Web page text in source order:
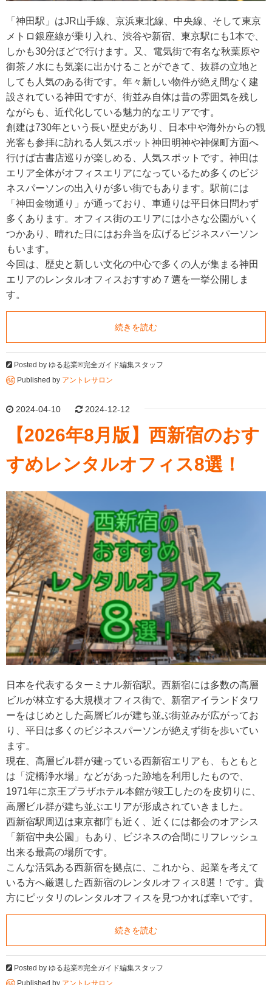
「神田駅」はJR山手線、京浜東北線、中央線、そして東京
メトロ銀座線が乗り入れ、渋谷や新宿、東京駅にも1本で、
しかも30分ほどで行けます。又、電気街で有名な秋葉原や
御茶ノ水にも気楽に出かけることができて、抜群の立地と
しても人気のある街です。年々新しい物件が絶え間なく建
設されている神田ですが、街並み自体は昔の雰囲気を残し
ながらも、近代化している魅力的なエリアです。
創建は730年という長い歴史があり、日本中や海外からの観
光客も参拝に訪れる人気スポット神田明神や神保町方面へ
行けば古書店巡りが楽しめる、人気スポットです。神田は
エリア全体がオフィスエリアになっているため多くのビジ
ネスパーソンの出入りが多い街でもあります。駅前には
「神田金物通り」が通っており、車通りは平日休日問わず
多くあります。オフィス街のエリアには小さな公園がいく
つかあり、晴れた日にはお弁当を広げるビジネスパーソン
もいます。
今回は、歴史と新しい文化の中心で多くの人が集まる神田
エリアのレンタルオフィスおすすめ７選を一挙公開しま
す。
続きを読む
Posted by ゆる起業®完全ガイド編集スタッフ
Published by アントレサロン
2024-04-10 2024-12-12
【2026年8月版】西新宿のおす
すめレンタルオフィス8選！
日本を代表するターミナル新宿駅。西新宿には多数の高層
ビルが林立する大規模オフィス街で、新宿アイランドタワ
ーをはじめとした高層ビルが建ち並ぶ街並みが広がってお
り、平日は多くのビジネスパーソンが絶えず街を歩いてい
ます。
現在、高層ビル群が建っている西新宿エリアも、もともと
は「淀橋浄水場」などがあった跡地を利用したもので、
1971年に京王プラザホテル本館が竣工したのを皮切りに、
高層ビル群が建ち並ぶエリアが形成されていきました。
西新宿駅周辺は東京都庁も近く、近くには都会のオアシス
「新宿中央公園」もあり、ビジネスの合間にリフレッシュ
出来る最高の場所です。
こんな活気ある西新宿を拠点に、これから、起業を考えて
いる方へ厳選した西新宿のレンタルオフィス8選！です。貴
方にピッタリのレンタルオフィスを見つかれば幸いです。
続きを読む
Posted by ゆる起業®完全ガイド編集スタッフ
Published by アントレサロン